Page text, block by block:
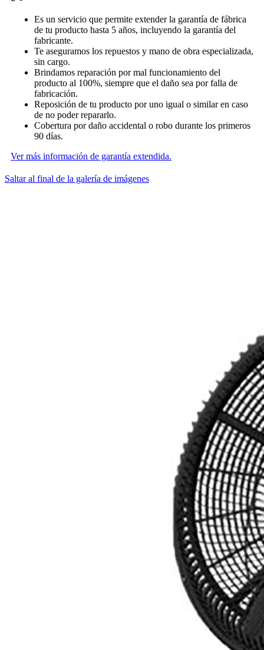
Es un servicio que permite extender la garantía de fábrica
de tu producto hasta 5 años, incluyendo la garantía del
fabricante.
Te aseguramos los repuestos y mano de obra especializada,
sin cargo.
Brindamos reparación por mal funcionamiento del
producto al 100%, siempre que el daño sea por falla de
fabricación.
Reposición de tu producto por uno igual o similar en caso
de no poder repararlo.
Cobertura por daño accidental o robo durante los primeros
90 días.
Ver más información de garantía extendida.
Saltar al final de la galería de imágenes